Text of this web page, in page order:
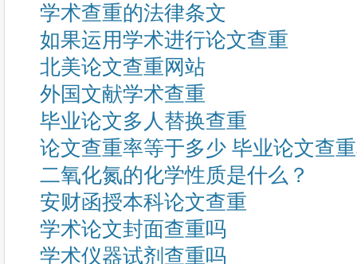
学术查重的法律条文
如果运用学术进行论文查重
北美论文查重网站
外国文献学术查重
毕业论文多人替换查重
论文查重率等于多少 毕业论文查
二氧化氮的化学性质是什么？
安财函授本科论文查重
学术论文封面查重吗
学术仪器试剂查重吗